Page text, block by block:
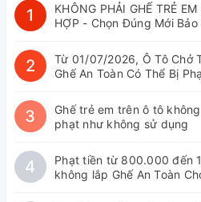
1
KHÔNG PHẢI GHẾ TRẺ
HỢP - Chọn Đúng Mới
2
Từ 01/07/2026, Ô Tô Chở
Ghế An Toàn Có Thể Bị
3
Ghế trẻ em trên ô tô
phạt như không sử dụng
4
Phạt tiền từ 800.000 đến
không lắp Ghế An Toàn